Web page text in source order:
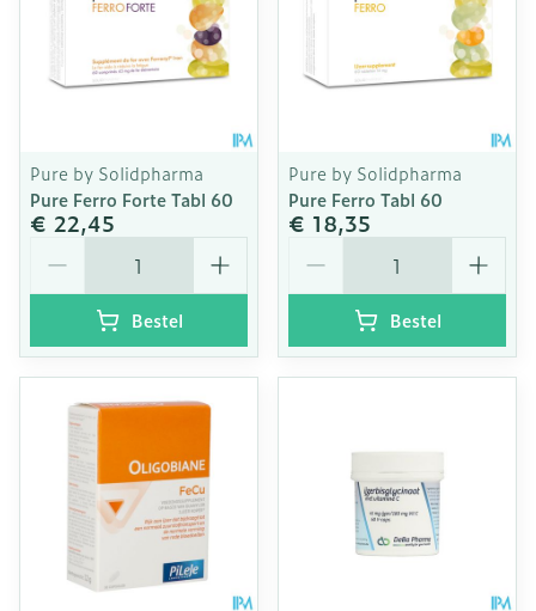
Pure by Solidpharma
Pure Ferro Forte Tabl 60
€ 22,45
Bestel
Pure by Solidpharma
Pure Ferro Tabl 60
€ 18,35
Bestel